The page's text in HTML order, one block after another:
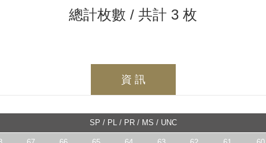
總計枚數 / 共計 3 枚
資 訊
SP / PL / PR / MS / UNC